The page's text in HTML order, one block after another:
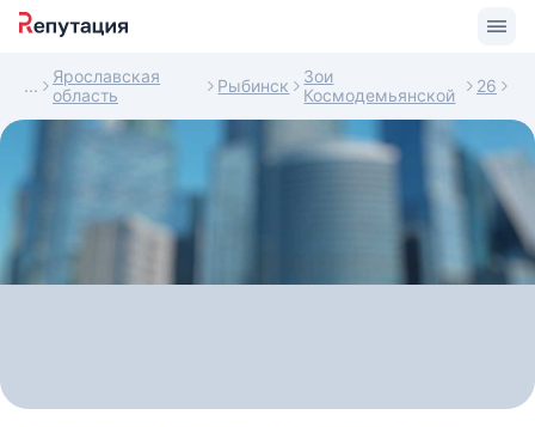
Ярославская
область
Рыбинск
Зои
Космодемьянской
26